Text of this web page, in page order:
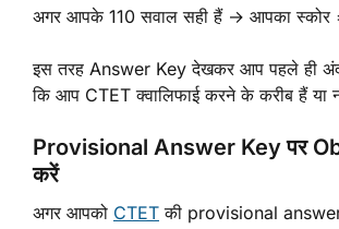
अगर आपके 110 सवाल सही हैं → आपका
इस तरह Answer Key देखकर आप पहले ही
कि आप CTET क्वालिफाई करने के करीब हैं या
Provisional Answer Key पर
करें
अगर आपको CTET की provisional